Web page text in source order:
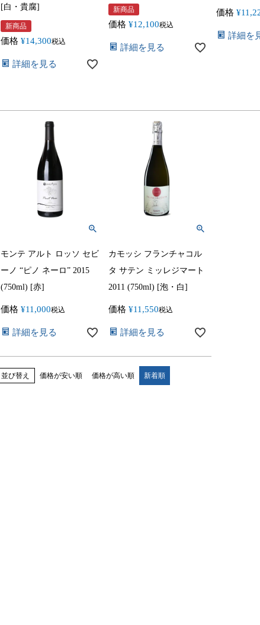
[白・貴腐]
新商品
価格 ¥14,300税込
詳細を見る
新商品
価格 ¥12,100税込
詳細を見る
価格 ¥
詳細を
モンテ アルト ロッソ セビ
ーノ “ピノ ネーロ” 2015
(750ml) [赤]
価格 ¥11,000税込
詳細を見る
カモッシ フランチャコル
タ サテン ミッレジマート
2011 (750ml) [泡・白]
価格 ¥11,550税込
詳細を見る
並び替え 価格が安い順 価格が高い順 新着順